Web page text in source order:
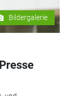
Bildergalerie